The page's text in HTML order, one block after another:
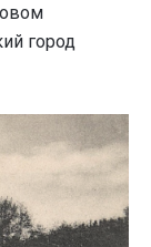
город